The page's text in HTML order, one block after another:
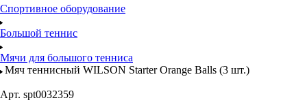
Спортивное оборудование
Большой теннис
Мячи для большого тенниса
Мяч теннисный WILSON Starter Orange Balls (3 шт.)
Арт. spt0032359